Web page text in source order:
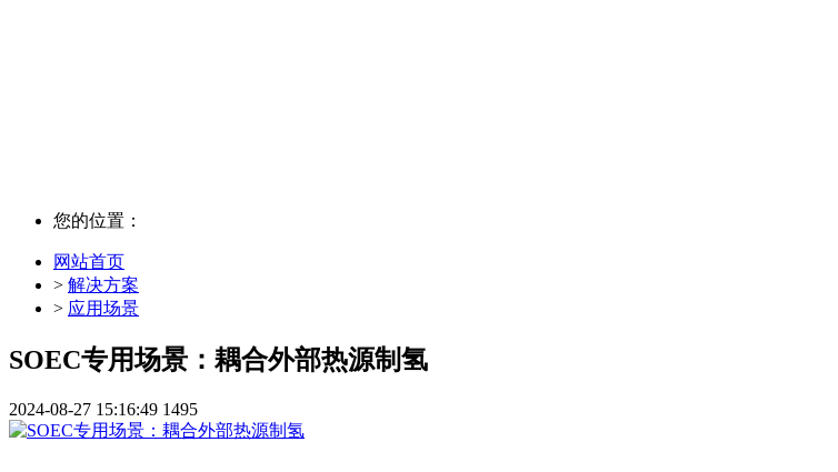
您的位置：
网站首页
> 解决方案
> 应用场景
SOEC专用场景：耦合外部热源制氢
2024-08-27 15:16:49 1495